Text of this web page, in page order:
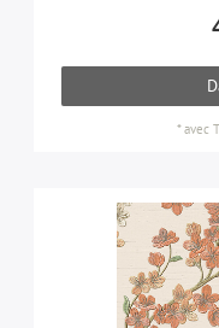
*avec